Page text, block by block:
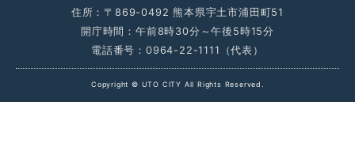
住所：〒869-0492 熊本県宇土市浦田町51
開庁時間：午前8時30分～午後5時15分
電話番号：0964-22-1111（代表）
Copyright © UTO CITY All Rights Reserved.